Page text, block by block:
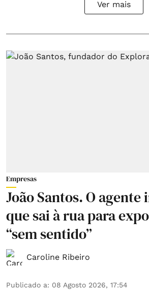
Ver mais
Empresas
João Santos. O
que sai à rua para
“sem sentido”
Caroline Ribeiro
Publicado a: 08 Agosto 2026, 17:54